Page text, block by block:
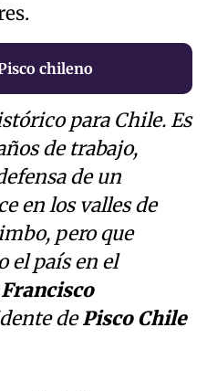
chileno
para Chile. Es
de trabajo,
de un
en los valles de
pero que
el país en el
Francisco
dePisco Chile